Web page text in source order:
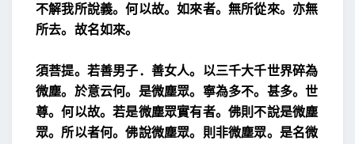
不解我所說義。何以故。如來者。無所從來。亦無
所去。故名如來。
須菩提。若善男子．善女人。以三千大千世界碎為
微塵。於意云何。是微塵眾。寧為多不。甚多。世
尊。何以故。若是微塵眾實有者。佛則不說是微塵
眾。所以者何。佛說微塵眾。則非微塵眾。是名微